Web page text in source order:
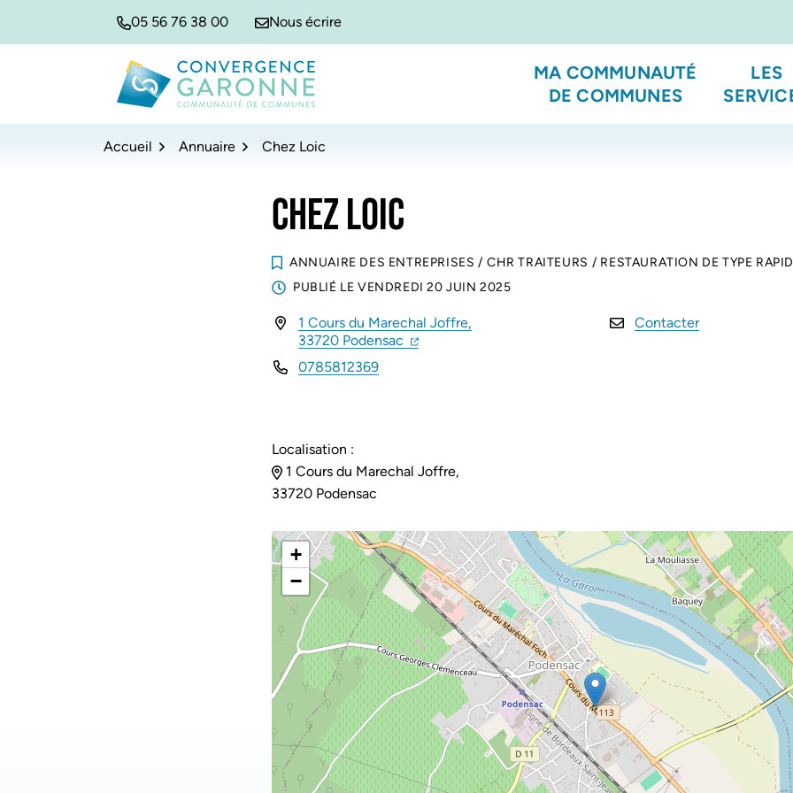
05 56 76 38 00 Nous écrire
Convergence Garonne
MA COMMUNAUTÉ
DE COMMUNES
LES
Accueil Annuaire Chez Loic
CHEZ LOIC
ANNUAIRE DES ENTREPRISES / CHR TRAITEURS / RESTAURATION DE TYPE
PUBLIÉ LE VENDREDI 20 JUIN 2025
INFOS UTILES
1 Cours du Marechal Joffre,
33720 Podensac (ouverture dans un nouvel onglet)
(ouverture dans un nouvel onglet)
0785812369
Contacter
Localisation :
1 Cours du Marechal Joffre,
33720 Podensac
+
−